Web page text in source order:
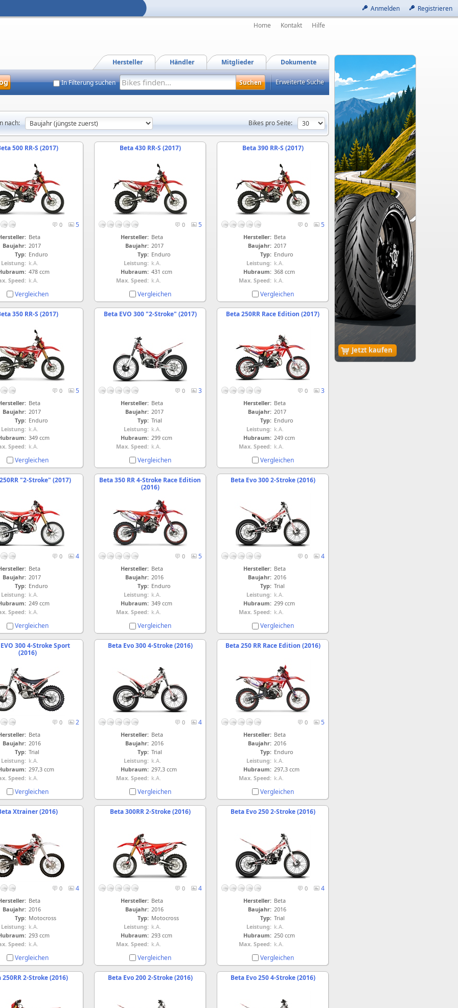
Anmelden Registrieren
Jetzt kaufen
Home Kontakt Hilfe
Dokumente
Mitglieder
Händler
Hersteller
Erweiterte Suche
In Filterung suchen
Bikes pro Seite:
nach:
500 RR-S (2017)
5
0
Beta
Baujahr: 2017
Typ: Enduro
Leistung: k.A.
478 ccm
Speed: k.A.
Vergleichen
Beta 430 RR-S (2017)
5
0
Hersteller: Beta
Baujahr: 2017
Typ: Enduro
Leistung: k.A.
Hubraum: 431 ccm
Max. Speed: k.A.
Vergleichen
Beta 390 RR-S (2017)
5
0
Hersteller: Beta
Baujahr: 2017
Typ: Enduro
Leistung: k.A.
Hubraum: 368 ccm
Max. Speed: k.A.
Vergleichen
350 RR-S (2017)
5
0
Beta
Baujahr: 2017
Typ: Enduro
Leistung: k.A.
349 ccm
Speed: k.A.
Vergleichen
Beta EVO 300 "2-Stroke" (2017)
3
0
Hersteller: Beta
Baujahr: 2017
Typ: Trial
Leistung: k.A.
Hubraum: 299 ccm
Max. Speed: k.A.
Vergleichen
Beta 250RR Race Edition (2017)
3
0
Hersteller: Beta
Baujahr: 2017
Typ: Enduro
Leistung: k.A.
Hubraum: 249 ccm
Max. Speed: k.A.
Vergleichen
"2-Stroke" (2017)
4
0
Beta
Baujahr: 2017
Typ: Enduro
Leistung: k.A.
249 ccm
Speed: k.A.
Vergleichen
Beta 350 RR 4-Stroke Race Edition
(2016)
5
0
Hersteller: Beta
Baujahr: 2016
Typ: Enduro
Leistung: k.A.
Hubraum: 349 ccm
Max. Speed: k.A.
Vergleichen
Beta Evo 300 2-Stroke (2016)
4
0
Hersteller: Beta
Baujahr: 2016
Typ: Trial
Leistung: k.A.
Hubraum: 299 ccm
Max. Speed: k.A.
Vergleichen
300 4-Stroke Sport
(2016)
2
0
Beta
Baujahr: 2016
Typ: Trial
Leistung: k.A.
297,3 ccm
Speed: k.A.
Vergleichen
Beta Evo 300 4-Stroke (2016)
4
0
Hersteller: Beta
Baujahr: 2016
Typ: Trial
Leistung: k.A.
Hubraum: 297,3 ccm
Max. Speed: k.A.
Vergleichen
Beta 250 RR Race Edition (2016)
5
0
Hersteller: Beta
Baujahr: 2016
Typ: Enduro
Leistung: k.A.
Hubraum: 297,3 ccm
Max. Speed: k.A.
Vergleichen
Xtrainer (2016)
4
0
Beta
Baujahr: 2016
Typ: Motocross
Leistung: k.A.
293 ccm
Speed: k.A.
Vergleichen
Beta 300RR 2-Stroke (2016)
4
0
Hersteller: Beta
Baujahr: 2016
Typ: Motocross
Leistung: k.A.
Hubraum: 293 ccm
Max. Speed: k.A.
Vergleichen
Beta Evo 250 2-Stroke (2016)
4
0
Hersteller: Beta
Baujahr: 2016
Typ: Trial
Leistung: k.A.
Hubraum: 250 ccm
Max. Speed: k.A.
Vergleichen
250RR 2-Stroke (2016) Beta Evo 200 2-Stroke (2016) Beta Evo 250 4-Stroke (2016)